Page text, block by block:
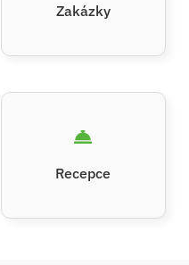
Zakázky
Recepce